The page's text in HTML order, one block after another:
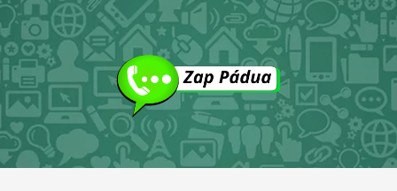
Ir
para
o
conteúdo